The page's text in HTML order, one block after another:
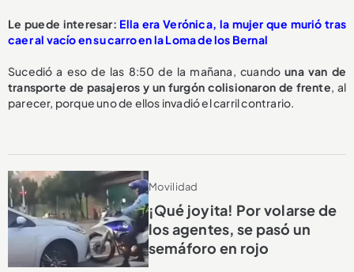
Le puede interesar: Ella era Verónica, la mujer que murió tras
caer al vacío en su carro en la Loma de los Bernal
Sucedió a eso de las 8:50 de la mañana, cuandouna van de
transporte de pasajeros y un furgón colisionaron de frente, al
parecer, porque uno de ellos invadió el carril contrario.
Movilidad
¡Qué joyita! Por volarse de
los agentes, se pasó un
semáforo en rojo